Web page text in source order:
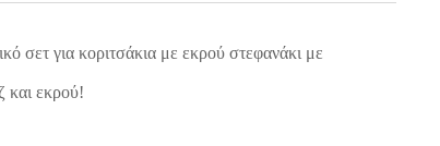
σετ για κοριτσάκια με εκρού στεφανάκι με
και εκρού!